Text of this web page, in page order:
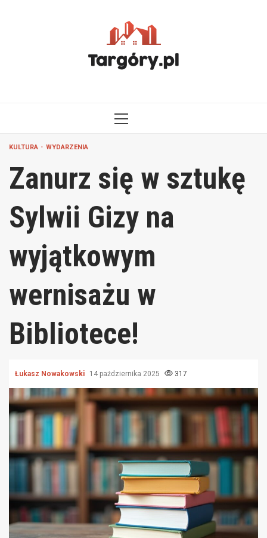
MENU
KULTURA WYDARZENIA
Zanurz się w sztukę
Sylwii Gizy na
wyjątkowym
wernisażu w
Bibliotece!
Łukasz Nowakowski 14 października 2025 317